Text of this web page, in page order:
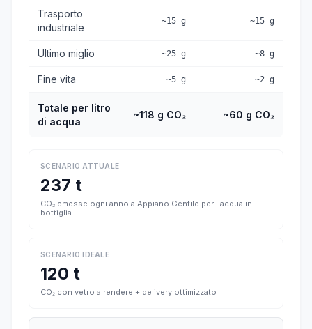
Trasporto
industriale
~15 g ~15 g
Ultimo miglio ~25 g ~8 g
Fine vita ~5 g ~2 g
Totale per litro
di acqua
~118 g CO₂ ~60 g CO₂
SCENARIO ATTUALE
237 t
CO₂ emesse ogni anno a Appiano Gentile per l'acqua in
bottiglia
SCENARIO IDEALE
120 t
CO₂ con vetro a rendere + delivery ottimizzato